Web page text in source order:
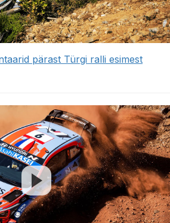
pärast Türgi ralli esimest